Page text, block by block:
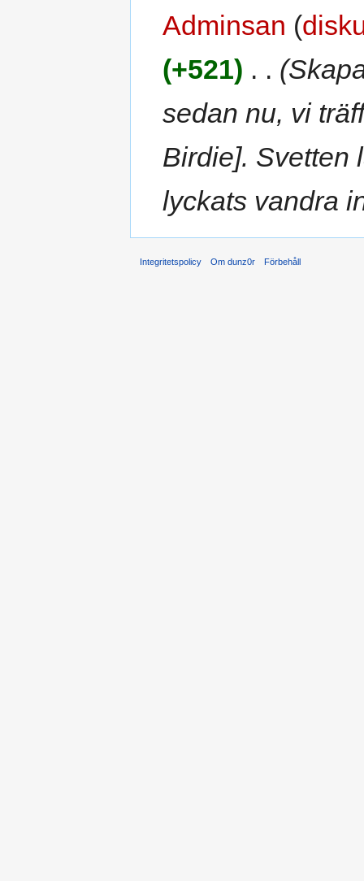
Adminsan (
(+521) . .
sedan nu, vi
Birdie]. Svetten
lyckats vandra
Integritetspolicy Om dunz0r Förbehåll